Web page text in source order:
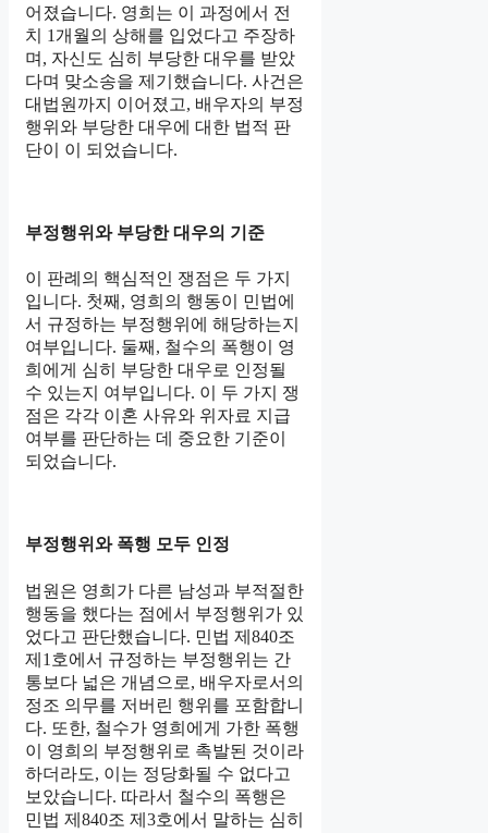
어졌습니다. 영희는 이 과정에서 전
치 1개월의 상해를 입었다고 주장하
며, 자신도 심히 부당한 대우를 받았
다며 맞소송을 제기했습니다. 사건은
대법원까지 이어졌고, 배우자의 부정
행위와 부당한 대우에 대한 법적 판
단이 이 되었습니다.
부정행위와 부당한 대우의 기준
이 판례의 핵심적인 쟁점은 두 가지
입니다. 첫째, 영희의 행동이 민법에
서 규정하는 부정행위에 해당하는지
여부입니다. 둘째, 철수의 폭행이 영
희에게 심히 부당한 대우로 인정될
수 있는지 여부입니다. 이 두 가지 쟁
점은 각각 이혼 사유와 위자료 지급
여부를 판단하는 데 중요한 기준이
되었습니다.
부정행위와 폭행 모두 인정
법원은 영희가 다른 남성과 부적절한
행동을 했다는 점에서 부정행위가 있
었다고 판단했습니다. 민법 제840조
제1호에서 규정하는 부정행위는 간
통보다 넓은 개념으로, 배우자로서의
정조 의무를 저버린 행위를 포함합니
다. 또한, 철수가 영희에게 가한 폭행
이 영희의 부정행위로 촉발된 것이라
하더라도, 이는 정당화될 수 없다고
보았습니다. 따라서 철수의 폭행은
민법 제840조 제3호에서 말하는 심히